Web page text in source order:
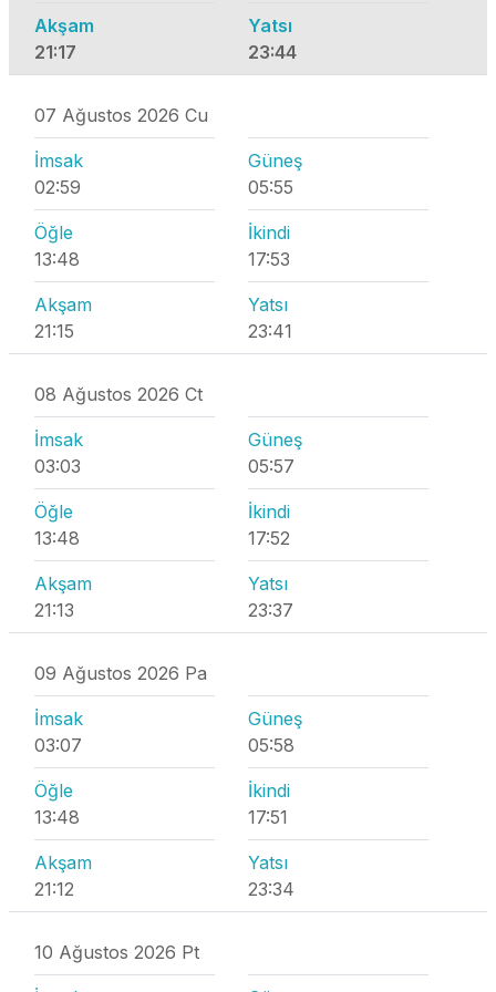
Akşam
21:17
Yatsı
23:44
07 Ağustos 2026 Cu
İmsak
02:59
Güneş
05:55
Öğle
13:48
İkindi
17:53
Akşam
21:15
Yatsı
23:41
08 Ağustos 2026 Ct
İmsak
03:03
Güneş
05:57
Öğle
13:48
İkindi
17:52
Akşam
21:13
Yatsı
23:37
09 Ağustos 2026 Pa
İmsak
03:07
Güneş
05:58
Öğle
13:48
İkindi
17:51
Akşam
21:12
Yatsı
23:34
10 Ağustos 2026 Pt